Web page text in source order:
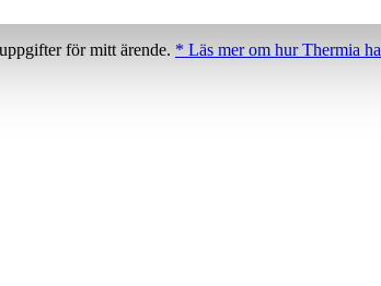
för mitt ärende. * Läs mer om hur Thermia